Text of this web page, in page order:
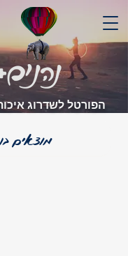
הפורטל לשדרוג איכות חיים ופנאי